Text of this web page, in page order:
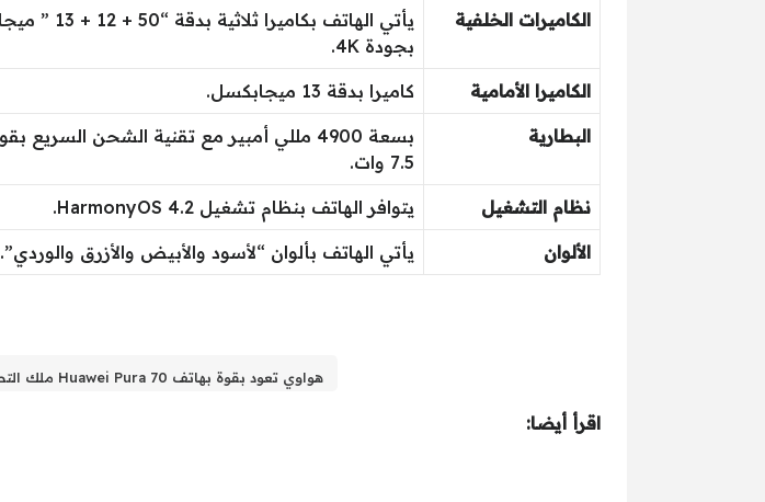
الكاميرات الخلفية
بجودة 4K.
الكاميرا الأمامية كاميرا بدقة 13 ميجابكسل.
البطارية
7.5 وات.
نظام التشغيل يتوافر الهاتف بنظام تشغيل HarmonyOS 4.2.
الألوان يأتي الهاتف بألوان “لأسود والأبيض والأزرق والوردي”.
هواوي تعود بقوة بهاتف Huawei Pura 70 ملك التصوير.. ثورة جديدة في عالم الهواتف الذكية
اقرأ أيضا: